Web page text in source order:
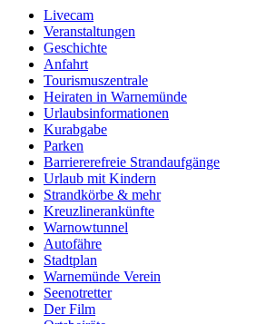
Livecam
Veranstaltungen
Geschichte
Anfahrt
Tourismuszentrale
Heiraten in Warnemünde
Urlaubsinformationen
Kurabgabe
Parken
Barriererefreie Strandaufgänge
Urlaub mit Kindern
Strandkörbe & mehr
Kreuzlinerankünfte
Warnowtunnel
Autofähre
Stadtplan
Warnemünde Verein
Seenotretter
Der Film